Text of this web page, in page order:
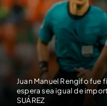
Juan Manuel Rengifo fue
espera sea igual de
SUÁREZ